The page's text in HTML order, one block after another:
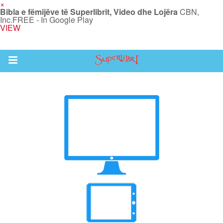
×
Bibla e fëmijëve të Superlibrit, Video dhe LojëraCBN,
Inc.FREE - In Google Play
VIEW
Return to Content